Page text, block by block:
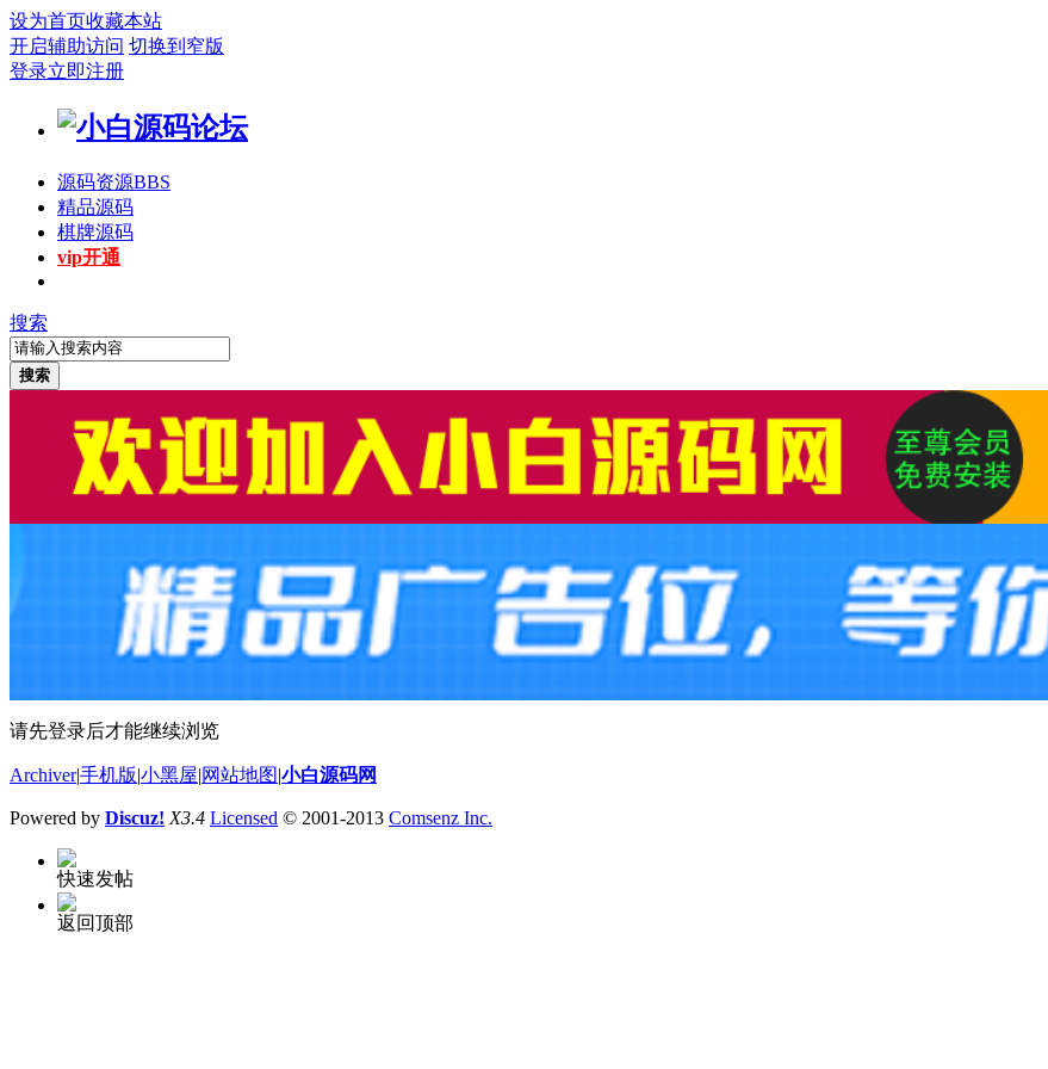
设为首页收藏本站
开启辅助访问 切换到窄版
登录立即注册
源码资源BBS
精品源码
棋牌源码
vip开通
搜索
搜索
请先登录后才能继续浏览
Archiver|手机版 小黑屋 网站地图 小白源码网
Powered by Discuz! X3.4 Licensed © 2001-2013 Comsenz Inc.
快速发帖
返回顶部